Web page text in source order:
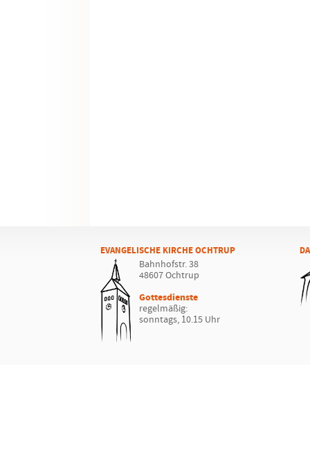
EVANGELISCHE KIRCHE OCHTRUP
Bahnhofstr. 38
48607 Ochtrup
Gottesdienste
regelmäßig:
sonntags, 10.15 Uhr